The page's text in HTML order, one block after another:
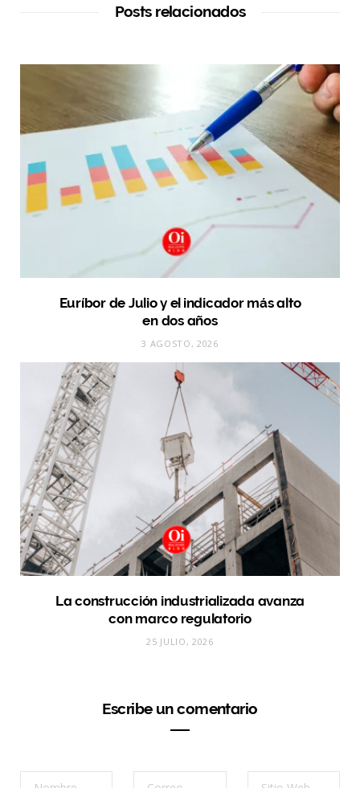
Posts relacionados
Euríbor de Julio y el indicador más alto
en dos años
3 AGOSTO, 2026
La construcción industrializada avanza
con marco regulatorio
25 JULIO, 2026
Escribe un comentario